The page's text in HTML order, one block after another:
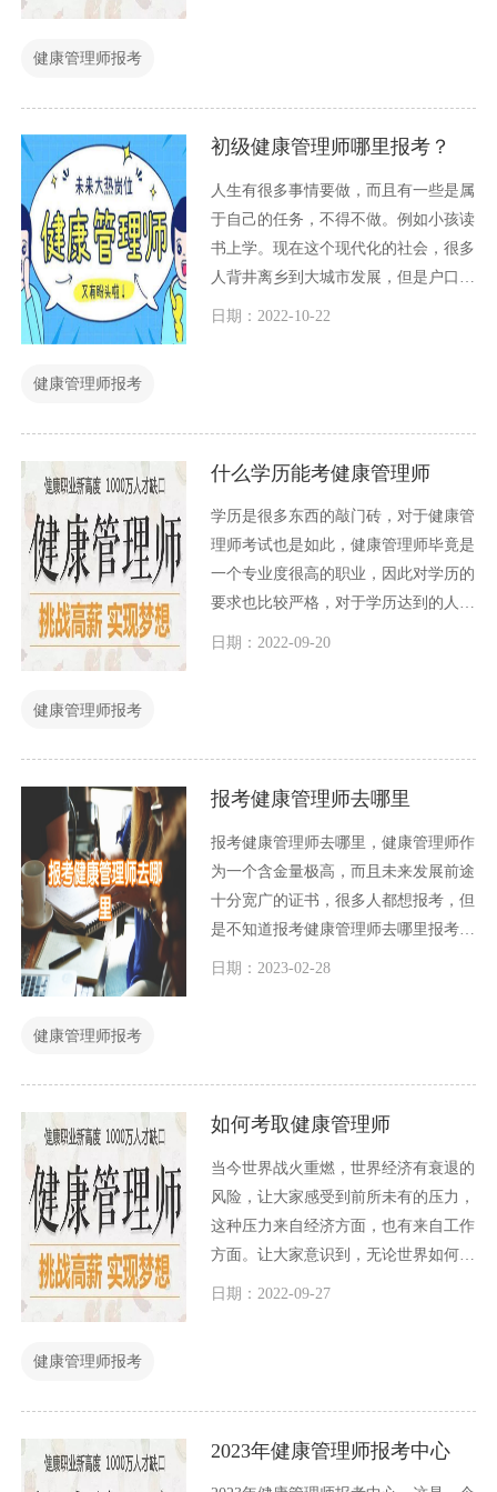
健康管理师报考
初级健康管理师哪里报考？
人生有很多事情要做，而且有一些是属
于自己的任务，不得不做。例如小孩读
书上学。现在这个现代化的社会，很多
人背井离乡到大城市发展，但是户口还
是老家的户口，于是小孩读书等问题就
日期：2022-10-22
健康管理师报考
什么学历能考健康管理师
学历是很多东西的敲门砖，对于健康管
理师考试也是如此，健康管理师毕竟是
一个专业度很高的职业，因此对学历的
要求也比较严格，对于学历达到的人，
随便可以参加考试，但是对于学历不够
日期：2022-09-20
健康管理师报考
报考健康管理师去哪里
报考健康管理师去哪里，健康管理师作
为一个含金量极高，而且未来发展前途
十分宽广的证书，很多人都想报考，但
是不知道报考健康管理师去哪里报考，
今天小编就和大家一起介绍一下这个问
日期：2023-02-28
健康管理师报考
如何考取健康管理师
当今世界战火重燃，世界经济有衰退的
风险，让大家感受到前所未有的压力，
这种压力来自经济方面，也有来自工作
方面。让大家意识到，无论世界如何纷
纷扰扰，还是自己手上多几个技能好，
日期：2022-09-27
健康管理师报考
2023年健康管理师报考中心